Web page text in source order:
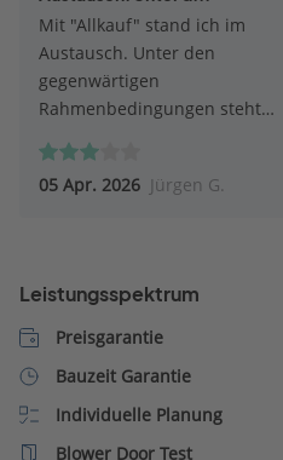
Mit "Allkauf" stand ich im
Austausch. Unter den
gegenwärtigen
Rahmenbedingungen steht
05 Apr. 2026 Jürgen G.
Leistungsspektrum
Preisgarantie
Bauzeit Garantie
Individuelle Planung
Blower Door Test